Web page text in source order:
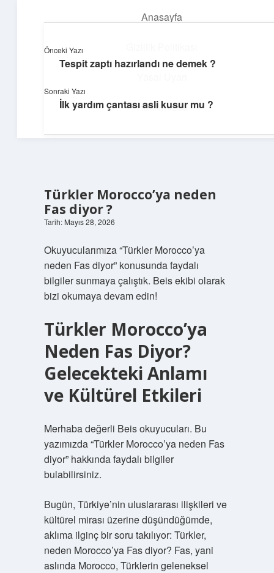
Anasayfa
Hakkımızda
Günlük İlham
Farklı bakış açılarıyla hayatı gör.
Türkler Morocco’ya neden
Fas diyor ?
Tarih: Mayıs 28, 2026
Okuyucularımıza “Türkler Morocco’ya
neden Fas diyor” konusunda faydalı
bilgiler sunmaya çalıştık. Beis ekibi olarak
bizi okumaya devam edin!
Türkler Morocco’ya
Neden Fas Diyor?
Gelecekteki Anlamı
ve Kültürel Etkileri
Merhaba değerli Beis okuyucuları. Bu
yazımızda “Türkler Morocco’ya neden Fas
diyor” hakkında faydalı bilgiler
bulabilirsiniz.
Bugün, Türkiye’nin uluslararası ilişkileri ve
kültürel mirası üzerine düşündüğümde,
aklıma ilginç bir soru takılıyor: Türkler,
neden Morocco’ya Fas diyor? Fas, yani
aslında Morocco, Türklerin geleneksel
Önceki Yazı
Tespit zaptı hazırlandı ne demek ?
Sonraki Yazı
İlk yardım çantası asli kusur mu ?